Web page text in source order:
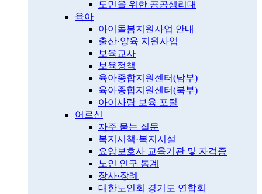
도민을 위한 공공생리대
육아
아이돌봄지원사업 안내
출산·양육 지원사업
보육교사
보육정책
육아종합지원센터(남부)
육아종합지원센터(북부)
아이사랑 보육 포털
어르신
자주 묻는 질문
복지시책·복지시설
요양보호사 교육기관 및 자격증
노인 인구 통계
장사·장례
대한노인회 경기도 연합회